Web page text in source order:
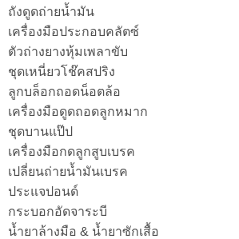
ถังดูดถ่ายน้ำมัน
เครื่องมือประกอบคลัตซ์
ตัวถ่างยางหุ้มเพลาขับ
ชุดเหนี่ยวโช๊คสปริง
ลูกบล็อกถอดน็อตล้อ
เครื่องมือดูดถอดลูกหมาก
ชุดบานแป๊ป
เครื่องมือกดลูกสูบเบรค
เปลี่ยนถ่ายน้ำมันเบรค
ประแจปอนด์
กระบอกอัดจาระบี
น้ำยาล้างมือ & น้ำยาซักเสื้อ